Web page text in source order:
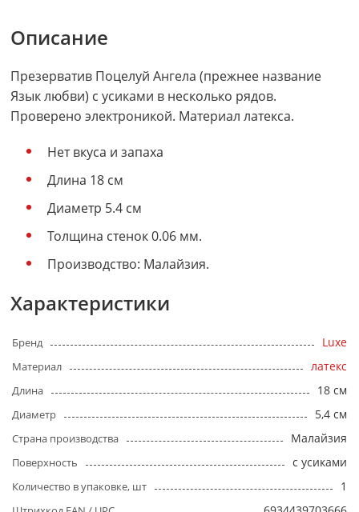
Описание
Презерватив Поцелуй Ангела (прежнее название
Язык любви) с усиками в несколько рядов.
Проверено электроникой. Материал латекса.
Нет вкуса и запаха
Длина 18 см
Диаметр 5.4 см
Толщина стенок 0.06 мм.
Производство: Малайзия.
Характеристики
Бренд Luxe
Материал латекс
Длина 18 см
Диаметр 5,4 см
Страна производства Малайзия
Поверхность с усиками
Количество в упаковке, шт 1